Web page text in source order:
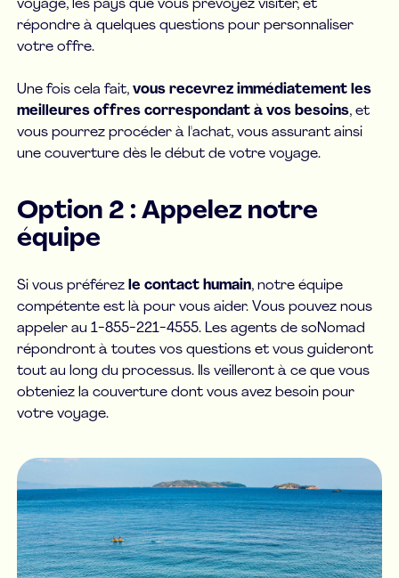
voyage, les pays que vous prévoyez visiter, et
répondre à quelques questions pour personnaliser
votre offre.
Une fois cela fait,vous recevrez immédiatement les
meilleures offres correspondant à vos besoins, et
vous pourrez procéder à l'achat, vous assurant ainsi
une couverture dès le début de votre voyage.
Option 2 : Appelez notre
équipe
Si vous préférez le contact humain, notre équipe
compétente est là pour vous aider. Vous pouvez nous
appeler au 1-855-221-4555. Les agents de soNomad
répondront à toutes vos questions et vous guideront
tout au long du processus. Ils veilleront à ce que vous
obteniez la couverture dont vous avez besoin pour
votre voyage.